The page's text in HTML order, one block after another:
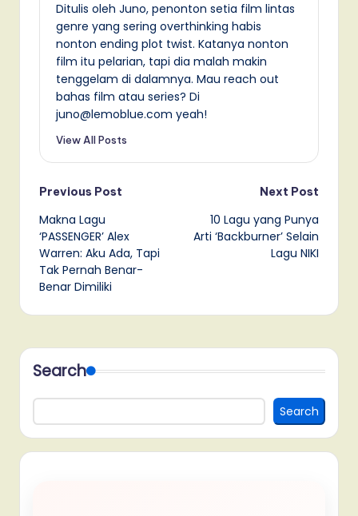
Ditulis oleh Juno, penonton setia film lintas
genre yang sering overthinking habis
nonton ending plot twist. Katanya nonton
film itu pelarian, tapi dia malah makin
tenggelam di dalamnya. Mau reach out
bahas film atau series? Di
juno@lemoblue.com yeah!
View All Posts
Post
navigation
Previous Post
Makna Lagu
‘PASSENGER’ Alex
Warren: Aku Ada, Tapi
Tak Pernah Benar-
Benar Dimiliki
Next Post
10 Lagu yang Punya
Arti ‘Backburner’ Selain
Lagu NIKI
Search
Search